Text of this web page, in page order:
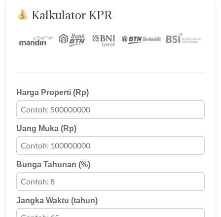
Kalkulator KPR
Harga Properti (Rp)
Uang Muka (Rp)
Bunga Tahunan (%)
Jangka Waktu (tahun)